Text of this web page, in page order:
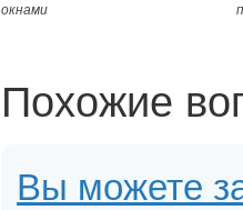
окнами
Похожие
Вы можете